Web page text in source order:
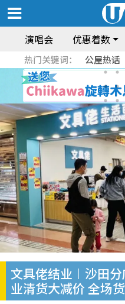
演唱会 优惠着数
热门关键词： 公屋热话
文具佬结业︱沙田
业清货大减价 全场货